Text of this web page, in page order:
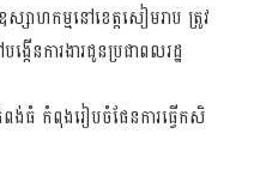
ាហកម្មនៅខេត្តសៀមរាប ត្រូវ
ើនការងារជូនប្រជាពលរដ្ឋ
ង់ធំ កំពុងរៀបចំផែនការធ្វើកសិ